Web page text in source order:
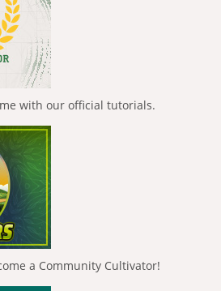
with our official tutorials.
a Community Cultivator!